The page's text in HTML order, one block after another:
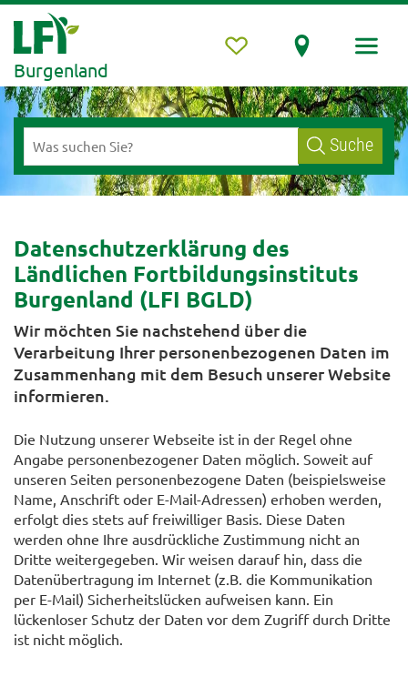
Burgenland
Suche
Datenschutzerklärung des
Ländlichen Fortbildungsinstituts
Burgenland (LFI BGLD)
Wir möchten Sie nachstehend über die
Verarbeitung Ihrer personenbezogenen Daten im
Zusammenhang mit dem Besuch unserer Website
informieren.
Die Nutzung unserer Webseite ist in der Regel ohne
Angabe personenbezogener Daten möglich. Soweit auf
unseren Seiten personenbezogene Daten (beispielsweise
Name, Anschrift oder E-Mail-Adressen) erhoben werden,
erfolgt dies stets auf freiwilliger Basis. Diese Daten
werden ohne Ihre ausdrückliche Zustimmung nicht an
Dritte weitergegeben. Wir weisen darauf hin, dass die
Datenübertragung im Internet (z.B. die Kommunikation
per E-Mail) Sicherheitslücken aufweisen kann. Ein
lückenloser Schutz der Daten vor dem Zugriff durch Dritte
ist nicht möglich.